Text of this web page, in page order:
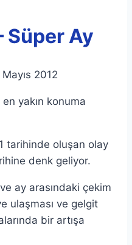
Süper Ay
2012
yakın konuma
tarihinde oluşan olay
denk geliyor.
ay arasındaki çekim
ulaşması ve gelgit
bir artışa